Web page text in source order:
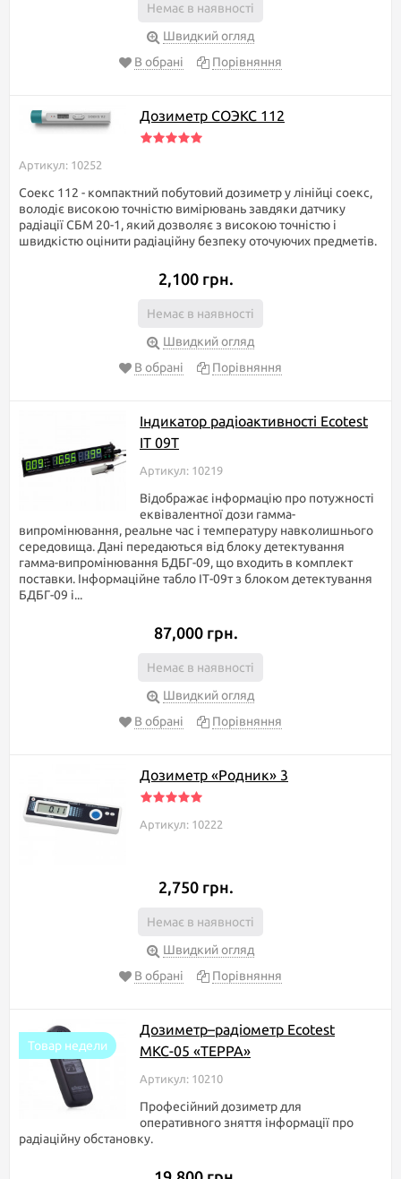
Немає в наявності
Швидкий огляд
В обрані
Порівняння
Дозиметр СОЭКС 112
Артикул: 10252
Соекс 112 - компактний побутовий дозиметр у лінійці соекс,
володіє високою точністю вимірювань завдяки датчику
радіації СБМ 20-1, який дозволяє з високою точністю і
швидкістю оцінити радіаційну безпеку оточуючих предметів.
2,100 грн.
Немає в наявності
Швидкий огляд
В обрані
Порівняння
Індикатор радіоактивності Ecotest
IT 09T
Артикул: 10219
Відображає інформацію про потужності
еквівалентної дози гамма-
випромінювання, реальне час і температуру навколишнього
середовища. Дані передаються від блоку детектування
гамма-випромінювання БДБГ-09, що входить в комплект
поставки. Інформаційне табло ІТ-09т з блоком детектування
БДБГ-09 і...
87,000 грн.
Немає в наявності
Швидкий огляд
В обрані
Порівняння
Дозиметр «Родник» 3
Артикул: 10222
2,750 грн.
Немає в наявності
Швидкий огляд
В обрані
Порівняння
Товар недели
Дозиметр–радіометр Ecotest
МКС-05 «ТЕРРА»
Артикул: 10210
Професійний дозиметр для
оперативного зняття інформації про
радіаційну обстановку.